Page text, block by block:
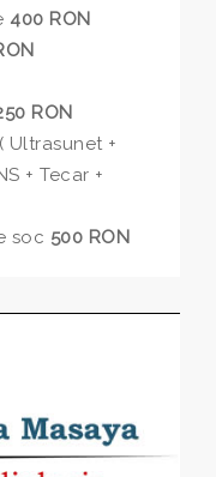
400 RON
RON
Ultrasunet +
+ Tecar +
soc 500 RON